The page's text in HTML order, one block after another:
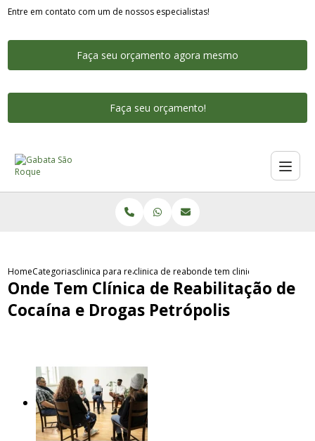
Entre em contato com um de nossos especialistas!
Faça seu orçamento agora mesmo
Faça seu orçamento!
HomeCategoriasclinica para reabilitacao de cocaina
clinica de reabilitacao de cocaina para
onde tem clinica de
Onde Tem Clínica de Reabilitação de
Cocaína e Drogas Petrópolis